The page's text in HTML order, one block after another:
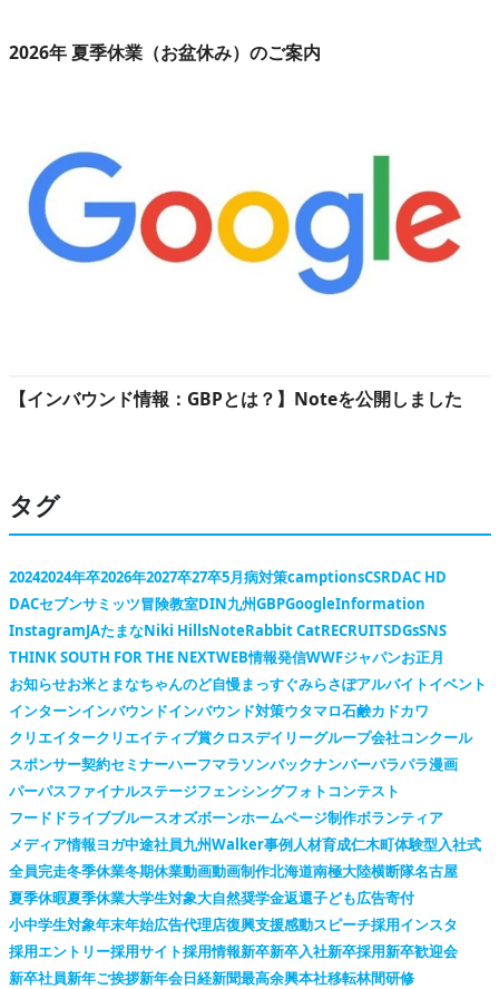
2026年 夏季休業（お盆休み）のご案内
【インバウンド情報：GBPとは？】Noteを公開しました
タグ
20242024年卒2026年2027卒27卒5月病対策camptionsCSRDAC HD
DACセブンサミッツ冒険教室DIN九州GBPGoogleInformation
InstagramJAたまなNiki HillsNoteRabbit CatRECRUITSDGsSNS
THINK SOUTH FOR THE NEXTWEB情報発信WWFジャパンお正月
お知らせお米とまなちゃんのど自慢まっすぐみらさぽアルバイトイベント
インターンインバウンドインバウンド対策ウタマロ石鹸カドカワ
クリエイタークリエイティブ賞クロスデイリーグループ会社コンクール
スポンサー契約セミナーハーフマラソンバックナンバーパラパラ漫画
パーパスファイナルステージフェンシングフォトコンテスト
フードドライブブルースオズボーンホームページ制作ボランティア
メディア情報ヨガ中途社員九州Walker事例人材育成仁木町体験型入社式
全員完走冬季休業冬期休業動画動画制作北海道南極大陸横断隊名古屋
夏季休暇夏季休業大学生対象大自然奨学金返還子ども広告寄付
小中学生対象年末年始広告代理店復興支援感動スピーチ採用インスタ
採用エントリー採用サイト採用情報新卒新卒入社新卒採用新卒歓迎会
新卒社員新年ご挨拶新年会日経新聞最高余興本社移転林間研修